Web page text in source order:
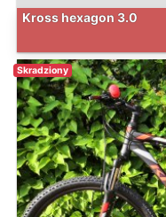
Kross hexagon 3.0
Skradziony